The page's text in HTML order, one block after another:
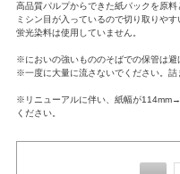
高品質パルプからできた紙パックを原料
ミシン目が入っているので切り取りやす
蛍光染料は使用していません。
※においの強いもののそばでの保管は避
※一度に大量に流さないでください。詰
※リニューアルに伴い、紙幅が
ください。